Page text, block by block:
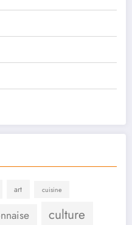
art cuisine
culture